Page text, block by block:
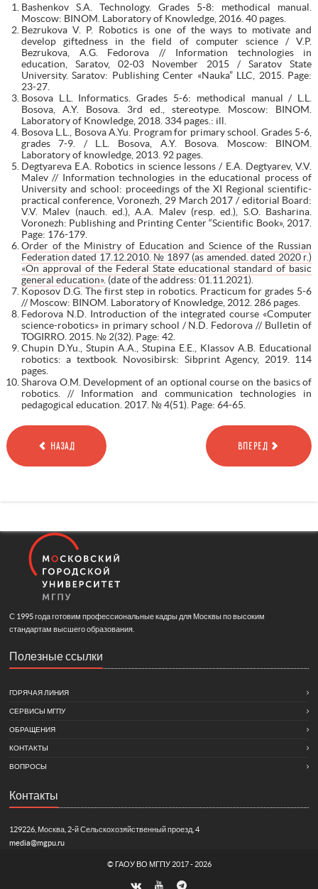
Bashenkov S.A. Technology. Grades 5-8: methodical manual.
Moscow: BINOM. Laboratory of Knowledge, 2016. 40 pages.
Bezrukova V. P. Robotics is one of the ways to motivate and
develop giftedness in the field of computer science / V.P.
Bezrukova, A.G. Fedorova // Information technologies in
education, Saratov, 02-03 November 2015 / Saratov State
University. Saratov: Publishing Center «Nauka” LLC, 2015. Page:
23-27.
Bosova L.L. Informatics. Grades 5-6: methodical manual / L.L.
Bosova, A.Y. Bosova. 3rd ed., stereotype. Moscow: BINOM.
Laboratory of Knowledge, 2018. 334 pages.: ill.
Bosova L.L., Bosova A.Yu. Program for primary school. Grades 5-6,
grades 7-9. / L.L. Bosova, A.Y. Bosova. Moscow: BINOM.
Laboratory of knowledge, 2013. 92 pages.
Degtyareva E.A. Robotics in science lessons / E.A. Degtyarev, V.V.
Malev // Information technologies in the educational process of
University and school: proceedings of the XI Regional scientific-
practical conference, Voronezh, 29 March 2017 / editorial Board:
V.V. Malev (nauch. ed.), A.A. Malev (resp. ed.), S.O. Basharina.
Voronezh: Publishing and Printing Center “Scientific Book», 2017.
Page: 176-179.
Order of the Ministry of Education and Science of the Russian
Federation dated 17.12.2010. № 1897 (as amended. dated 2020 г.)
«On approval of the Federal State educational standard of basic
general education». (date of the address: 01.11.2021).
Koposov D.G. The first step in robotics. Practicum for grades 5-6
// Moscow: BINOM. Laboratory of Knowledge, 2012. 286 pages.
Fedorova N.D. Introduction of the integrated course «Computer
science-robotics» in primary school / N.D. Fedorova // Bulletin of
TOGIRRO. 2015. № 2(32). Page: 42.
Chupin D.Yu., Stupin A.A., Stupina E.E., Klassov A.B. Educational
robotics: a textbook. Novosibirsk: Sibprint Agency, 2019. 114
pages.
Sharova O.M. Development of an optional course on the basics of
robotics. // Information and communication technologies in
pedagogical education. 2017. № 4(51). Page: 64-65.
НАЗАД ВПЕРЕД
С 1995 года готовим профессиональные кадры для Москвы по высоким
стандартам высшего образования.
Полезные ссылки
ГОРЯЧАЯ ЛИНИЯ
СЕРВИСЫ МГПУ
ОБРАЩЕНИЯ
КОНТАКТЫ
ВОПРОСЫ
Контакты
129226, Москва, 2-й Сельскохозяйственный проезд, 4
media@mgpu.ru
© ГАОУ ВО МГПУ 2017 - 2026